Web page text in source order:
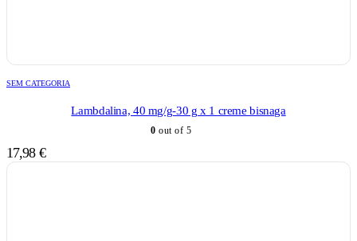
SEM CATEGORIA
Lambdalina, 40 mg/g-30 g x 1 creme bisnaga
0 out of 5
17,98 €